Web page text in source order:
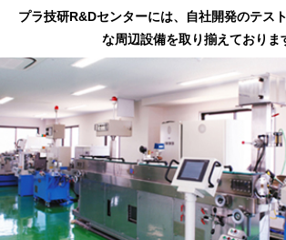
プラ技研R&Dセンターには、自社開発のテス
な周辺設備を取り揃えておりま